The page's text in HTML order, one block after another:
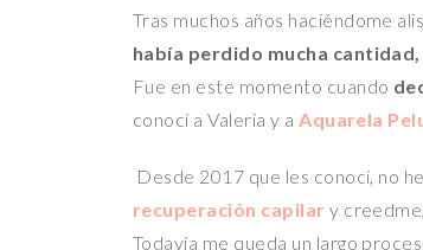
Tras muchos años haciéndome
había perdido mucha
Fue en este momento cuando
conocí a Valeria y aAquarela
Desde 2017 que les conocí, no
recuperación capilar y
Todavía me queda un largo